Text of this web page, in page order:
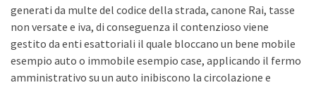
generati da multe del codice della strada, canone Rai, tasse
non versate e iva, di conseguenza il contenzioso viene
gestito da enti esattoriali il quale bloccano un bene mobile
esempio auto o immobile esempio case, applicando il fermo
amministrativo su un auto inibiscono la circolazione e